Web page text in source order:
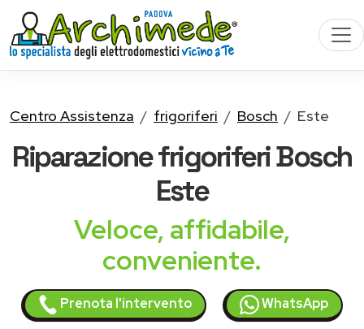
Centro Assistenza frigoriferi Bosch Este
Riparazionefrigoriferi Bosch
Este
Veloce, affidabile,
conveniente.
Prenota l'intervento WhatsApp